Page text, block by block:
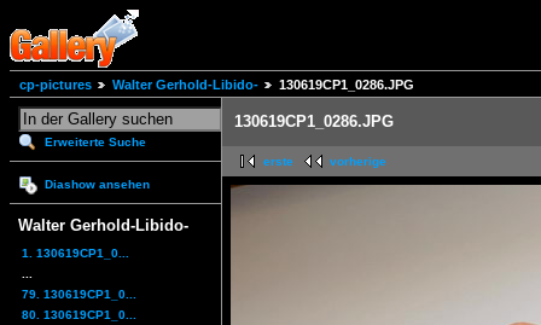
cp-pictures Walter Gerhold-Libido- 130619CP1_0286.JPG
Erweiterte Suche
Diashow ansehen
Walter Gerhold-Libido-
1. 130619CP1_0...
79. 130619CP1_0...
80. 130619CP1_0...
130619CP1_0286.JPG
erste vorherige